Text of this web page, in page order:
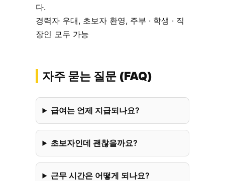
다.
경력자 우대, 초보자 환영, 주부 · 학생 · 직
장인 모두 가능
자주 묻는 질문 (FAQ)
급여는 언제 지급되나요?
초보자인데 괜찮을까요?
근무 시간은 어떻게 되나요?